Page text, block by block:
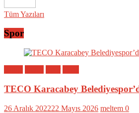
Tüm Yazıları
Spor
TECO Karacabey
26 Aralık 202222 Mayıs 2026 meltem 0